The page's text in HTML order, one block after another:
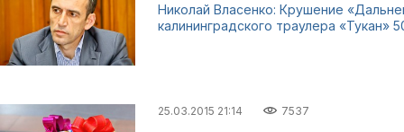
Николай Власенко: Крушение
калининградского траулера «Тукан»
25.03.2015 21:14 7537